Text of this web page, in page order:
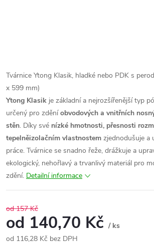
Tvárnice Ytong Klasik, hladké nebo PDK s
x 599 mm)
Ytong Klasik je základní a nejrozšířenější typ
určený pro zděníobvodových a vnitřních
stěn. Díky své nízké hmotnosti, přesnosti
tepelněizolačním vlastnostem zjednodušuje a
práce. Tvárnice se snadno řeže, drážkuje a
ekologický, nehořlavý a trvanlivý materiál pro
zdění. Detailní informace
od 157 Kč
od 140,70 Kč / ks
od 116,28 Kč bez DPH